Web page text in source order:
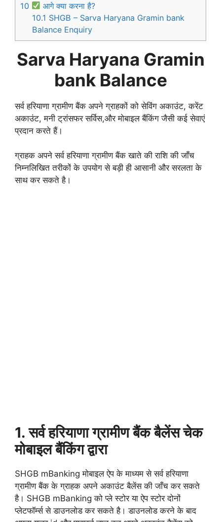
10
आगे क्या करना है?
10.1 SHGB – Sarva Haryana Gramin bank
Balance Enquiry
Sarva Haryana Gramin
bank Balance
सर्व हरियाणा ग्रामीण बैंक अपने ग्राहकों को सेविंग अकाउंट, करेंट
अकाउंट, मनी ट्रांसफर सर्विस,और मोबाइल बैंकिंग जैसी कई सेवाएं
प्रदान करते हैं।
ग्राहक अपने सर्व हरियाणा ग्रामीण बैंक खाते की राशि की जाँच
निम्नलिखित तरीकों के उपयोग से बड़ी ही आसानी और सरलता के
साथ कर सकते है।
1. सर्व हरियाणा ग्रामीण बैंक बैलेंस चेक
मोबाइल बैंकिंग द्वारा
SHGB mBanking मोबाइल ऐप के माध्यम से सर्व हरियाणा
ग्रामीण बैंक के ग्राहक अपने अकाउंट बैलेंस की जाँच कर सकते
है। SHGB mBanking को प्ले स्टोर या ऐप स्टोर दोनों
प्लेटफॉर्म्स से डाउनलोड कर सकते है। डाउनलोड करने के बाद